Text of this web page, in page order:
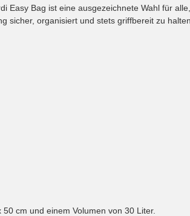
Bag ist eine ausgezeichnete Wahl für
sicher, organisiert und stets griffbereit zu halten.
cm und einem Volumen von 30 Liter.